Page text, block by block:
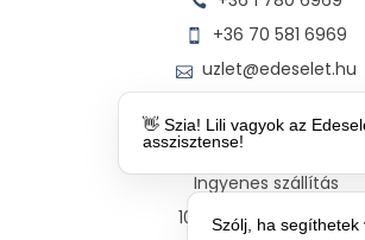
+36 70 581 6969
uzlet@edeselet.hu
Vásárlói
Elérhetőségek
Ingyenes szállítás
100% diszkrét szállítás
👋 Szia! Lili vagyok az
asszisztense!
Szólj, ha segíthetek